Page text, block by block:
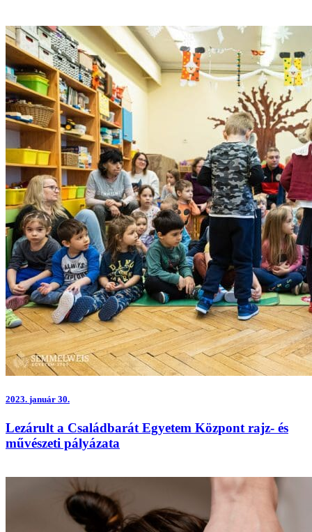
2023. január 30.
Lezárult a Családbarát Egyetem Központ rajz- és
művészeti pályázata